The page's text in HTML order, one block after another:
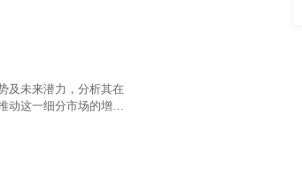
及未来潜力，分析其在
动这一细分市场的增